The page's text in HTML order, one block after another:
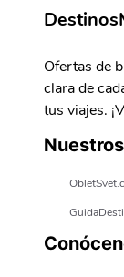
Ofertas de
clara de
tus viajes.